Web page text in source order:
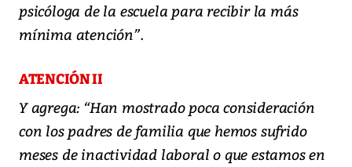
psicóloga de la escuela para recibir la más
mínima atención”.
ATENCIÓN II
Y agrega: “Han mostrado poca consideración
con los padres de familia que hemos sufrido
meses de inactividad laboral o que estamos en